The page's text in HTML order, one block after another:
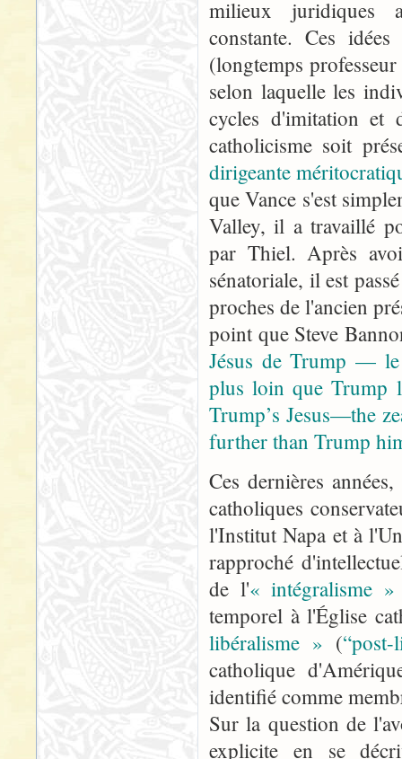
milieux juridiques
constante. Ces
(longtemps
selon laquelle les
cycles d'imitation et
catholicisme soit
dirigeante
que Vance s'est
Valley, il a travaillé
par Thiel. Après
sénatoriale, il est
proches de l'ancien
point que Steve
Jésus de Trump — le
plus loin que Trump
Trump’s Jesus—the
further than Trump
Ces dernières
catholiques
l'Institut Napa et à
rapproché
de l'« intégralisme »
temporel à l'Église
libéralisme » (“post-
catholique
identifié comme
Sur la question de
explicite en se